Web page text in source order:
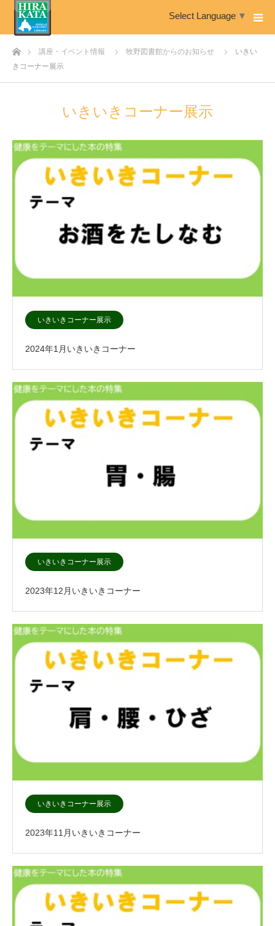
Select Language ▼
ホーム講座・イベント情報 牧野図書館からのお知らせ
いきい
きコーナー展示
いきいきコーナー展示
いきいきコーナー展示
2024年1月いきいきコーナー
いきいきコーナー展示
2023年12月いきいきコーナー
いきいきコーナー展示
2023年11月いきいきコーナー